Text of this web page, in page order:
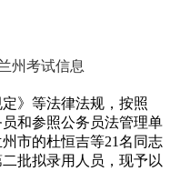
州考试信息
》等法律法规，按照
员和参照公务员法管理单
市的杜恒吉等21名同志
批拟录用人员，现予以